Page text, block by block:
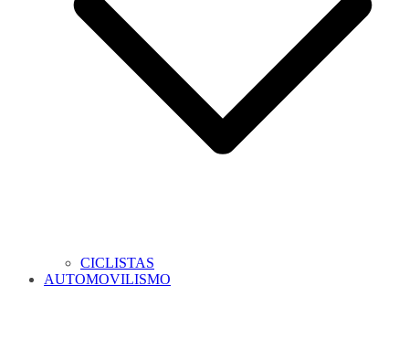
CICLISTAS
AUTOMOVILISMO